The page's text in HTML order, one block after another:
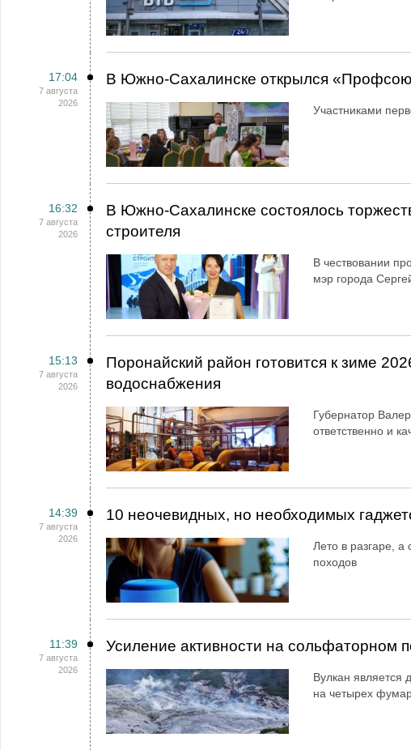
17:04
7 августа
2026
В Южно-Сахалинске открылся
Участниками
16:32
7 августа
2026
В Южно-Сахалинске состоялось
строителя
В чествовании
мэр города
15:13
7 августа
2026
Поронайский район готовится к зиме
водоснабжения
Губернатор
ответственно и
14:39
7 августа
2026
10 неочевидных, но необходимых
Лето в разгаре, а
походов
11:39
7 августа
2026
Усиление активности на сольфаторном
Вулкан является
на четырех